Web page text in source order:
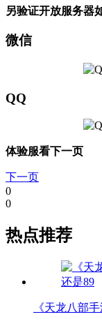
另验证开放服务器
微信
QQ
体验服看下一页
下一页
0
0
热点推荐
《天龙八部